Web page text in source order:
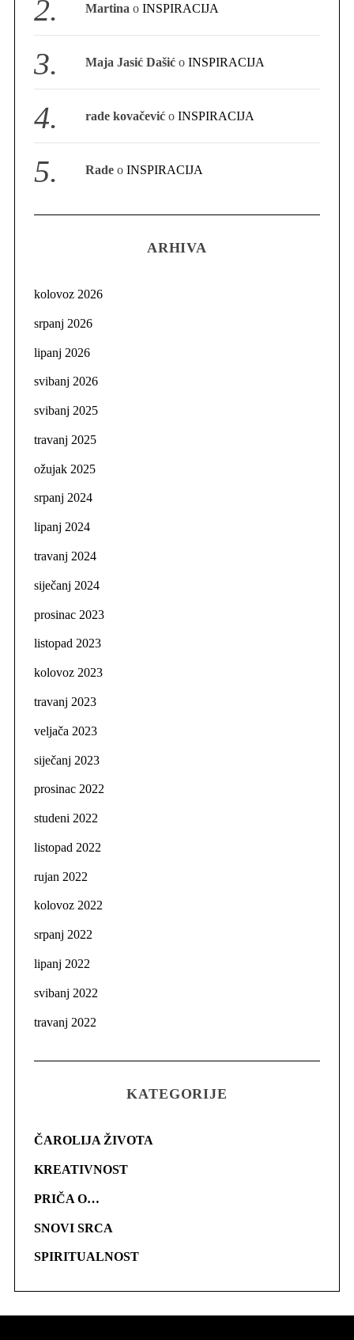
Martina oINSPIRACIJA
Maja Jasić Dašić oINSPIRACIJA
rade kovačević oINSPIRACIJA
Rade oINSPIRACIJA
ARHIVA
kolovoz 2026
srpanj 2026
lipanj 2026
svibanj 2026
svibanj 2025
travanj 2025
ožujak 2025
srpanj 2024
lipanj 2024
travanj 2024
siječanj 2024
prosinac 2023
listopad 2023
kolovoz 2023
travanj 2023
veljača 2023
siječanj 2023
prosinac 2022
studeni 2022
listopad 2022
rujan 2022
kolovoz 2022
srpanj 2022
lipanj 2022
svibanj 2022
travanj 2022
KATEGORIJE
ČAROLIJA ŽIVOTA
KREATIVNOST
PRIČA O…
SNOVI SRCA
SPIRITUALNOST
c
h
o
r